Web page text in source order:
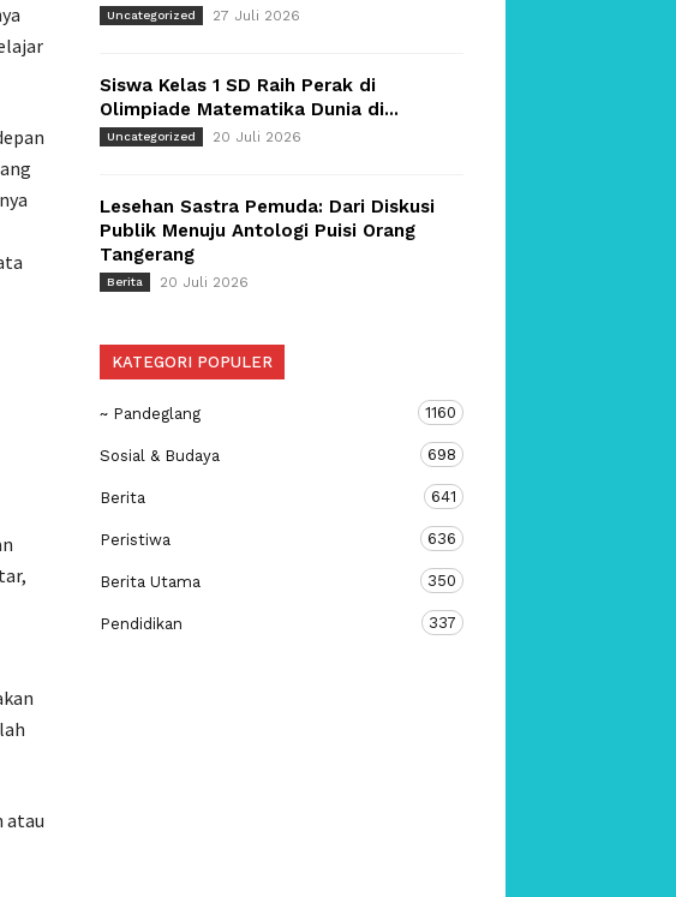
atau
Uncategorized 27 Juli 2026
Siswa Kelas 1 SD Raih Perak di
Olimpiade Matematika Dunia di...
Uncategorized 20 Juli 2026
Lesehan Sastra Pemuda: Dari Diskusi
Publik Menuju Antologi Puisi Orang
Tangerang
Berita 20 Juli 2026
KATEGORI POPULER
~ Pandeglang 1160
Sosial & Budaya 698
Berita 641
Peristiwa 636
Berita Utama 350
Pendidikan 337